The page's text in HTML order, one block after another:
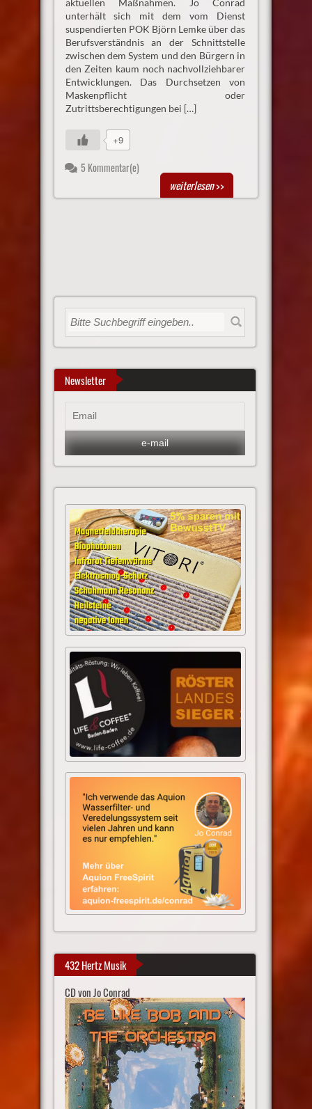
unterhält sich mit dem vom Dienst
suspendierten POK Björn Lemke über das
Berufsverständnis an der Schnittstelle
zwischen dem System und den Bürgern in
den Zeiten kaum noch nachvollziehbarer
Entwicklungen. Das Durchsetzen von
Maskenpflicht oder
Zutrittsberechtigungen bei […]
+9
5 Kommentar(e)
weiterlesen>>
Newsletter
432 Hertz Musik
CD von Jo Conrad